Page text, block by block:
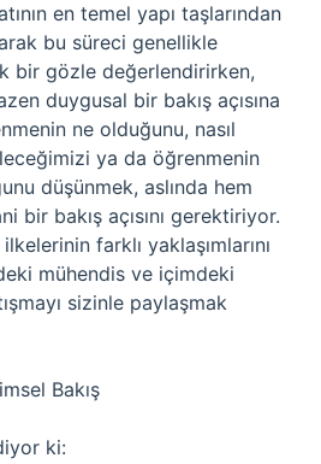
en temel yapı taşlarından
bu süreci genellikle
bir gözle değerlendirirken,
duygusal bir bakış açısına
ne olduğunu, nasıl
ya da öğrenmenin
düşünmek, aslında hem
bir bakış açısını gerektiriyor.
farklı yaklaşımlarını
mühendis ve içimdeki
sizinle paylaşmak
Bakış
ki: